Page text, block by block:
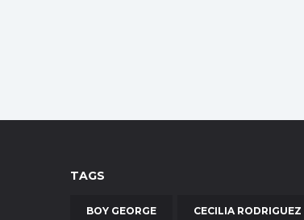
TAGS
BOY GEORGE CECILIA RODRIGUEZ